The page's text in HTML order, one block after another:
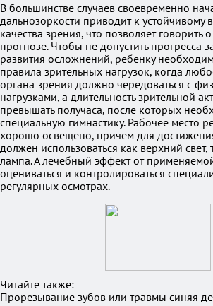
В большинстве случаев своевременно
дальнозоркости приводит к устойчивому
качества зрения, что позволяет говорить
прогнозе. Чтобы не допустить прогресса
развития осложнений, ребенку
правила зрительных нагрузок, когда
органа зрения должно чередоваться с
нагрузками, а длительность зрительной
превышать получаса, после которых
специальную гимнастику. Рабочее место
хорошо освещено, причем для
должен использоваться как верхний свет,
лампа. А лечебный эффект от
оцениваться и контролироваться
регулярных осмотрах.
Читайте также:
Прорезывание зубов или травмы синяя